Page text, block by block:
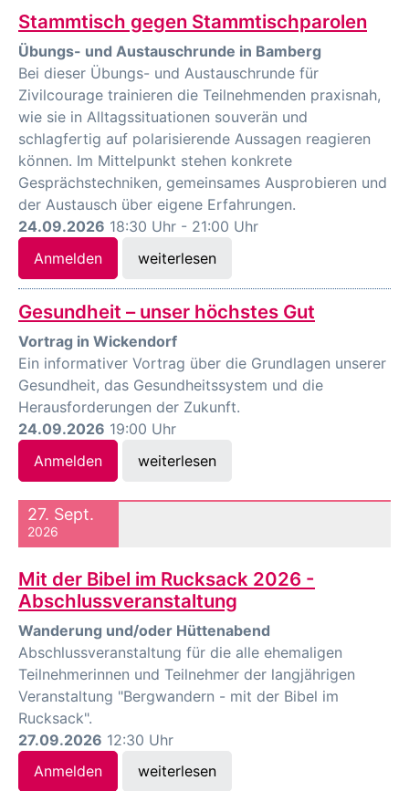
Stammtisch gegen Stammtischparolen
Übungs- und Austauschrunde in Bamberg
Bei dieser Übungs- und Austauschrunde für
Zivilcourage trainieren die Teilnehmenden praxisnah,
wie sie in Alltagssituationen souverän und
schlagfertig auf polarisierende Aussagen reagieren
können. Im Mittelpunkt stehen konkrete
Gesprächstechniken, gemeinsames Ausprobieren und
der Austausch über eigene Erfahrungen.
24.09.2026 18:30 Uhr - 21:00 Uhr
Anmelden
weiterlesen
Gesundheit – unser höchstes Gut
Vortrag in Wickendorf
Ein informativer Vortrag über die Grundlagen unserer
Gesundheit, das Gesundheitssystem und die
Herausforderungen der Zukunft.
24.09.2026 19:00 Uhr
Anmelden
weiterlesen
27. Sept.
2026
Mit der Bibel im Rucksack 2026 -
Abschlussveranstaltung
Wanderung und/oder Hüttenabend
Abschlussveranstaltung für die alle ehemaligen
Teilnehmerinnen und Teilnehmer der langjährigen
Veranstaltung "Bergwandern - mit der Bibel im
Rucksack".
27.09.2026 12:30 Uhr
Anmelden
weiterlesen